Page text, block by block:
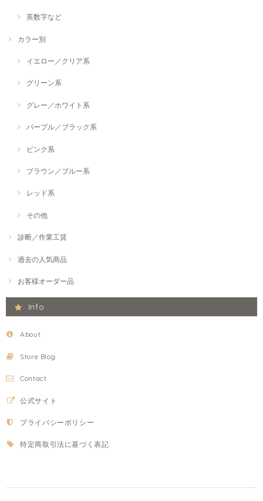
英数字など
カラー別
イエロー／クリア系
グリーン系
グレー／ホワイト系
パープル／ブラック系
ピンク系
ブラウン／ブルー系
レッド系
その他
診断／作業工賃
過去の人気商品
お客様オーダー品
Info
About
Store Blog
Contact
公式サイト
プライバシーポリシー
特定商取引法に基づく表記